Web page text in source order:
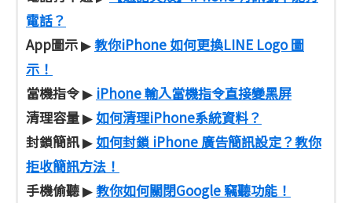
電話？
App圖示▶教你iPhone 如何更換LINE Logo 圖
示！
當機指令▶ iPhone 輸入當機指令直接變黑屏
清理容量▶如何清理iPhone系統資料？
封鎖簡訊▶如何封鎖 iPhone 廣告簡訊設定？教你
拒收簡訊方法！
手機偷聽▶教你如何關閉Google 竊聽功能！